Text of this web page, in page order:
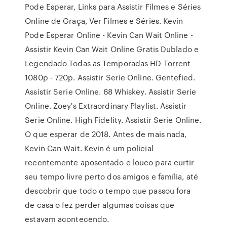
Pode Esperar, Links para Assistir Filmes e Séries
Online de Graça, Ver Filmes e Séries. Kevin
Pode Esperar Online - Kevin Can Wait Online -
Assistir Kevin Can Wait Online Gratis Dublado e
Legendado Todas as Temporadas HD Torrent
1080p - 720p. Assistir Serie Online. Gentefied.
Assistir Serie Online. 68 Whiskey. Assistir Serie
Online. Zoey's Extraordinary Playlist. Assistir
Serie Online. High Fidelity. Assistir Serie Online.
O que esperar de 2018. Antes de mais nada,
Kevin Can Wait. Kevin é um policial
recentemente aposentado e louco para curtir
seu tempo livre perto dos amigos e família, até
descobrir que todo o tempo que passou fora
de casa o fez perder algumas coisas que
estavam acontecendo.